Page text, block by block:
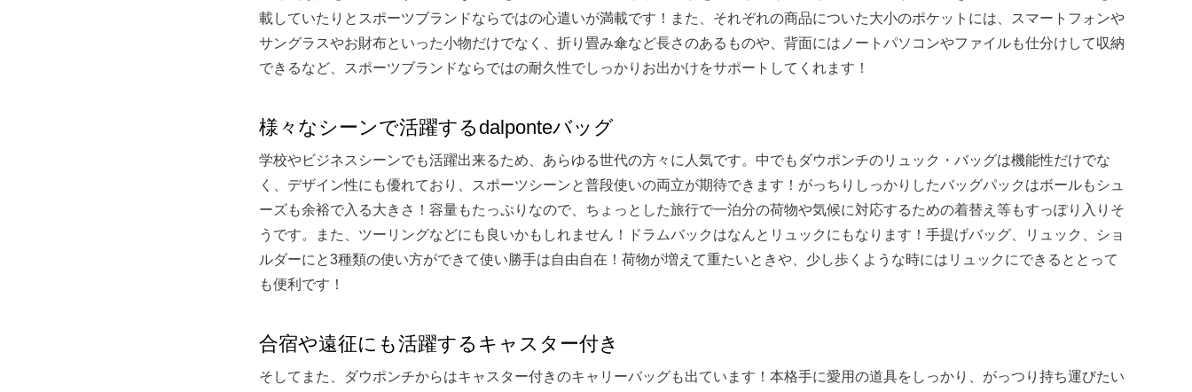
載していたりとスポーツブランドならではの心遣いが満載です！また、それぞれの商品についた大小のポケットには、スマートフォンや
サングラスやお財布といった小物だけでなく、折り畳み傘など長さのあるものや、背面にはノートパソコンやファイルも仕分けして収納
できるなど、スポーツブランドならではの耐久性でしっかりお出かけをサポートしてくれます！
様々なシーンで活躍するdalponteバッグ
学校やビジネスシーンでも活躍出来るため、あらゆる世代の方々に人気です。中でもダウポンチのリュック・バッグは機能性だけでな
く、デザイン性にも優れており、スポーツシーンと普段使いの両立が期待できます！がっちりしっかりしたバッグパックはボールもシュ
ーズも余裕で入る大きさ！容量もたっぷりなので、ちょっとした旅行で一泊分の荷物や気候に対応するための着替え等もすっぽり入りそ
うです。また、ツーリングなどにも良いかもしれません！ドラムバックはなんとリュックにもなります！手提げバッグ、リュック、ショ
ルダーにと3種類の使い方ができて使い勝手は自由自在！荷物が増えて重たいときや、少し歩くような時にはリュックにできるととって
も便利です！
合宿や遠征にも活躍するキャスター付き
そしてまた、ダウポンチからはキャスター付きのキャリーバッグも出ています！本格手に愛用の道具をしっかり、がっつり持ち運びたい